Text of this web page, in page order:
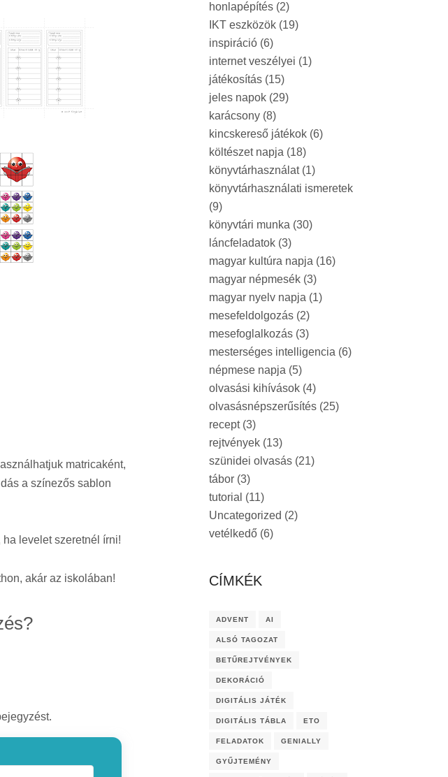
matricaként,
a színezős sablon
ha levelet szeretnél írni!
akár az iskolában!
honlapépítés (2)
IKT eszközök (19)
inspiráció (6)
internet veszélyei (1)
játékosítás (15)
jeles napok (29)
karácsony (8)
kincskereső játékok (6)
költészet napja (18)
könyvtárhasználat(1)
könyvtárhasználati ismeretek
(9)
könyvtári munka (30)
láncfeladatok (3)
magyar kultúra napja (16)
magyar népmesék (3)
magyar nyelv napja (1)
mesefeldolgozás (2)
mesefoglalkozás (3)
mesterséges intelligencia (6)
népmese napja (5)
olvasási kihívások (4)
olvasásnépszerűsítés (25)
recept(3)
rejtvények (13)
szünidei olvasás (21)
tábor (3)
tutorial (11)
Uncategorized (2)
vetélkedő (6)
CÍMKÉK
ADVENT AI
ALSÓ TAGOZAT
BETŰREJTVÉNYEK
DEKORÁCIÓ
DIGITÁLIS JÁTÉK
DIGITÁLIS TÁBLA ETO
FELADATOK GENIALLY
GYŰJTEMÉNY